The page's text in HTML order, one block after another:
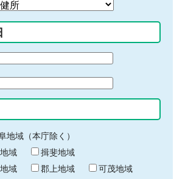
地域（本庁除く）
域
揖斐地域
域
郡上地域
可茂地域